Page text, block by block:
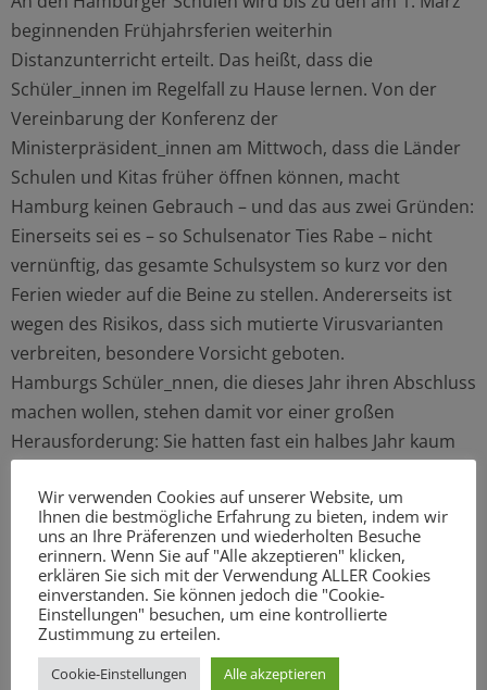
beginnenden Frühjahrsferien weiterhin
Distanzunterricht erteilt. Das heißt, dass die
Schüler_innen im Regelfall zu Hause lernen. Von der
Vereinbarung der Konferenz der
Ministerpräsident_innen am Mittwoch, dass die Länder
Schulen und Kitas früher öffnen können, macht
Hamburg keinen Gebrauch – und das aus zwei Gründen:
Einerseits sei es – so Schulsenator Ties Rabe – nicht
vernünftig, das gesamte Schulsystem so kurz vor den
Ferien wieder auf die Beine zu stellen. Andererseits ist
wegen des Risikos, dass sich mutierte Virusvarianten
verbreiten, besondere Vorsicht geboten.
Hamburgs Schüler_nnen, die dieses Jahr ihren Abschluss
machen wollen, stehen damit vor einer großen
Herausforderung: Sie hatten fast ein halbes Jahr kaum
Schuldbehörde entgegen: Um faire Bedingungen zu
schaffen, wird nach den Prüfungen für den ersten und
mittleren Schulabschluss jetzt auch das Abitur
angepasst. Dieses Jahr gibt es mehr Zeit, mehr
Auswahlmöglichkeiten, eine gezieltere Vorbereitung und
zusätzliche Unterstützungen. Die Anpassungen im
Detail finden Sie in dieser Pressemitteilung der
Wir verwenden Cookies auf unserer Website, um
Ihnen die bestmögliche Erfahrung zu bieten, indem wir
uns an Ihre Präferenzen und wiederholten Besuche
erinnern. Wenn Sie auf "Alle akzeptieren" klicken,
erklären Sie sich mit der Verwendung ALLER Cookies
einverstanden. Sie können jedoch die "Cookie-
Einstellungen" besuchen, um eine kontrollierte
Zustimmung zu erteilen.
Cookie-Einstellungen Alle akzeptieren